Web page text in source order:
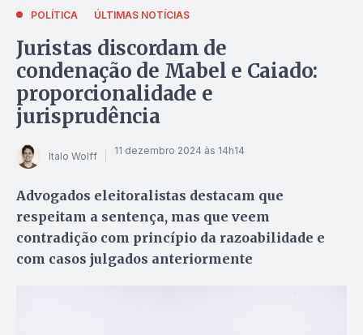
POLÍTICA ÚLTIMAS NOTÍCIAS
Juristas discordam de
condenação de Mabel e Caiado:
proporcionalidade e
jurisprudência
Italo Wolff 11 dezembro 2024 às 14h14
Advogados eleitoralistas destacam que
respeitam a sentença, mas que veem
contradição com princípio da razoabilidade e
com casos julgados anteriormente